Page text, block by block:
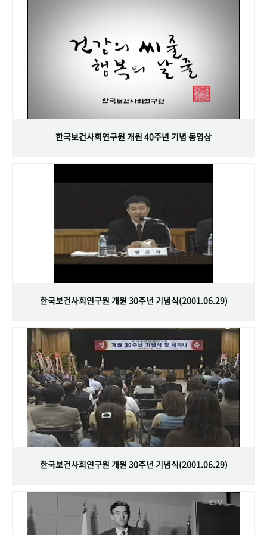
한국보건사회연구원 개원 40주년 기념 동영상
한국보건사회연구원 개원 30주년 기념식(2001.06.29)
한국보건사회연구원 개원 30주년 기념식(2001.06.29)